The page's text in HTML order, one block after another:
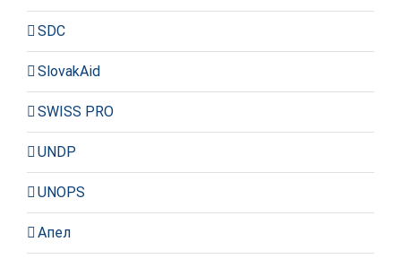
SDC
SlovakAid
SWISS PRO
UNDP
UNOPS
Апел